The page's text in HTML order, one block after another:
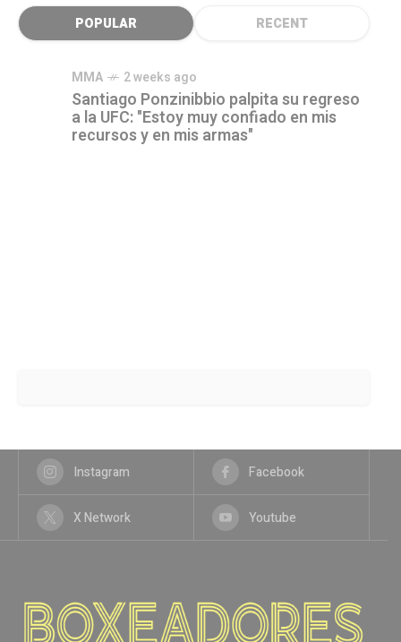
POPULAR RECENT
MMA 2 weeks ago
Santiago Ponzinibbio palpita su regreso
a la UFC: "Estoy muy confiado en mis
recursos y en mis armas"
Instagram Facebook
X Network Youtube